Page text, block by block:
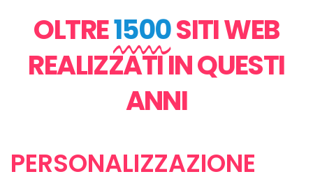
OLTRE1500SITI WEB
REALIZZATI IN QUESTI
ANNI
PERSONALIZZAZIONE